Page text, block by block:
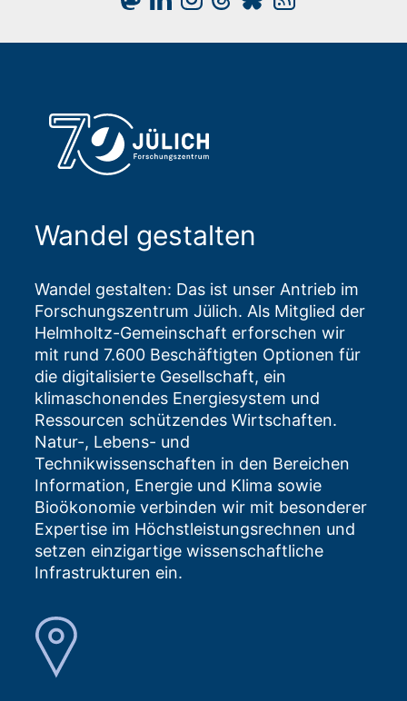
Wandel gestalten
Wandel gestalten: Das ist unser Antrieb im
Forschungszentrum Jülich. Als Mitglied der
Helmholtz-Gemeinschaft erforschen wir
mit rund 7.600 Beschäftigten Optionen für
die digitalisierte Gesellschaft, ein
klimaschonendes Energiesystem und
Ressourcen schützendes Wirtschaften.
Natur-, Lebens- und
Technikwissenschaften in den Bereichen
Information, Energie und Klima sowie
Bioökonomie verbinden wir mit besonderer
Expertise im Höchstleistungsrechnen und
setzen einzigartige wissenschaftliche
Infrastrukturen ein.